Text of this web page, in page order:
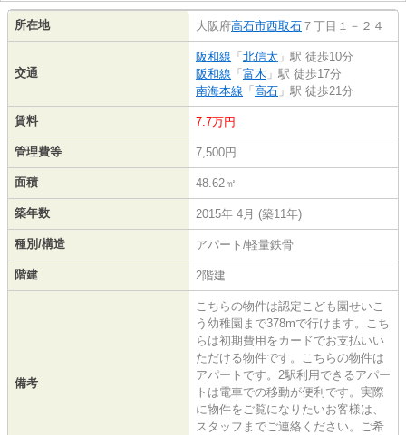
所在地 大阪府高石市西取石 ７丁目１－２４
交通
阪和線 「 北信太 」駅 徒歩10分
阪和線 「 富木 」駅 徒歩17分
南海本線 「 高石 」駅 徒歩21分
賃料 7.7万円
管理費等 7,500円
面積 48.62㎡
築年数 2015年 4月 (築11年)
種別/構造 アパート/軽量鉄骨
階建 2階建
備考
こちらの物件は認定こども園せいこ
う幼稚園まで378mで行けます。こち
らは初期費用をカードでお支払いい
ただける物件です。こちらの物件は
アパートです。2駅利用できるアパー
トは電車での移動が便利です。実際
に物件をご覧になりたいお客様は、
スタッフまでご連絡ください。ご希